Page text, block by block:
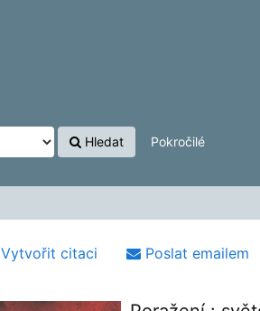
Hledat Pokročilé
Vytvořit citaci Poslat emailem